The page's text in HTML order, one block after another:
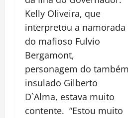
Kelly Oliveira, que
interpretou a namorada
do mafioso Fulvio
Bergamont,
personagem do também
insulado Gilberto
D`Alma, estava muito
contente. “Estou muito